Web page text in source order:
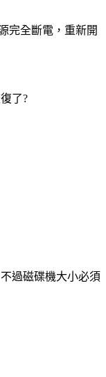
完全斷電，重新開
了?
過磁碟機大小必須